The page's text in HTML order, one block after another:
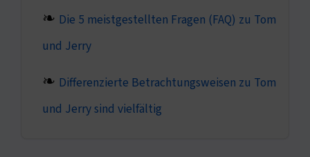
Die 5 meistgestellten Fragen (FAQ) zu Tom
und Jerry
Differenzierte Betrachtungsweisen zu Tom
und Jerry sind vielfältig